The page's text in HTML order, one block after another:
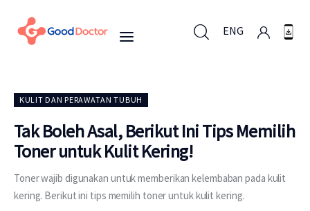
ENG
Untuk Bisnis
Untuk Anda
KULIT DAN PERAWATAN TUBUH
Tak Boleh Asal, Berikut Ini Tips Memilih
Toner untuk Kulit Kering!
Toner wajib digunakan untuk memberikan kelembaban pada kulit
kering. Berikut ini tips memilih toner untuk kulit kering.